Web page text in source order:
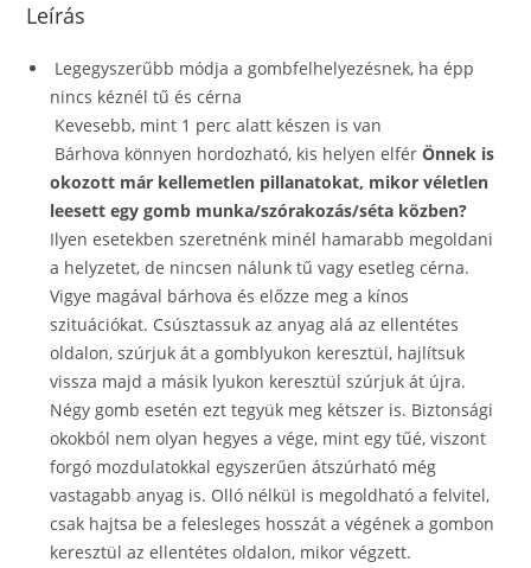
Leírás
Legegyszerűbb módja a gombfelhelyezésnek, ha épp
nincs kéznél tű és cérna
Kevesebb, mint 1 perc alatt készen is van
Bárhova könnyen hordozható, kis helyen elférÖnnek is
okozott már kellemetlen pillanatokat, mikor véletlen
leesett egy gomb munka/szórakozás/séta közben?
Ilyen esetekben szeretnénk minél hamarabb megoldani
a helyzetet, de nincsen nálunk tű vagy esetleg cérna.
Vigye magával bárhova és előzze meg a kínos
szituációkat. Csúsztassuk az anyag alá az ellentétes
oldalon, szúrjuk át a gomblyukon keresztül, hajlítsuk
vissza majd a másik lyukon keresztül szúrjuk át újra.
Négy gomb esetén ezt tegyük meg kétszer is. Biztonsági
okokból nem olyan hegyes a vége, mint egy tűé, viszont
forgó mozdulatokkal egyszerűen átszúrható még
vastagabb anyag is. Olló nélkül is megoldható a felvitel,
csak hajtsa be a felesleges hosszát a végének a gombon
keresztül az ellentétes oldalon, mikor végzett.